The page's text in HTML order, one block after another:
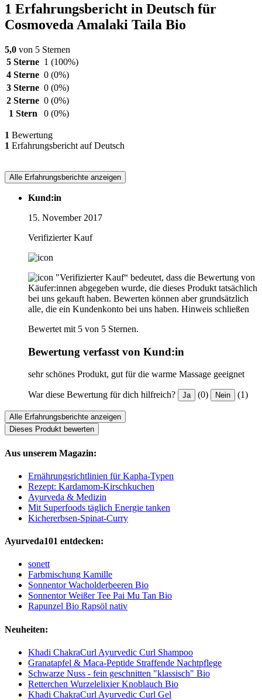
1 Erfahrungsbericht in Deutsch für
Cosmoveda Amalaki Taila Bio
5,0 von 5 Sternen
5 Sterne 1 (100%)
4 Sterne 0 (0%)
3 Sterne 0 (0%)
2 Sterne 0 (0%)
1 Stern
0 (0%)
1 Bewertung
1 Erfahrungsbericht auf Deutsch
Alle Erfahrungsberichte anzeigen
Kund:in
15. November 2017
Verifizierter Kauf
"Verifizierter Kauf“ bedeutet, dass die Bewertung von
Käufer:innen abgegeben wurde, die dieses Produkt tatsächlich
bei uns gekauft haben. Bewerten können aber grundsätzlich
alle, die ein Kundenkonto bei uns haben. Hinweis schließen
Bewertet mit 5 von 5 Sternen.
Bewertung verfasst von Kund:in
sehr schönes Produkt, gut für die warme Massage geeignet
War diese Bewertung für dich hilfreich? Ja (0) Nein (1)
Alle Erfahrungsberichte anzeigen
Dieses Produkt bewerten
Aus unserem Magazin:
Ernährungsrichtlinien für Kapha-Typen
Rezept: Kardamom-Kirschkuchen
Ayurveda & Medizin
Mit Superfoods täglich Energie tanken
Kichererbsen-Spinat-Curry
Ayurveda101 entdecken:
sonett
Farbmischung Kamille
Sonnentor Wacholderbeeren Bio
Sonnentor Weißer Tee Pai Mu Tan Bio
Rapunzel Bio Rapsöl nativ
Neuheiten:
Khadi ChakraCurl Ayurvedic Curl Shampoo
Granatapfel & Maca-Peptide Straffende Nachtpflege
Schwarze Nuss - fein geschnitten "klassisch" Bio
Retterchen Wurzelelixier Knoblauch Bio
Khadi ChakraCurl Ayurvedic Curl Gel